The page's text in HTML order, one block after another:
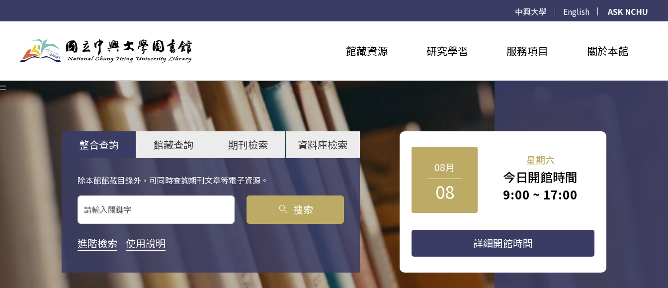
中興大學 English
ASK NCHU
館藏資源 研究學習 服務項目 關於本館
:::
整合查詢 館藏查詢 期刊檢索 資料庫檢索
除本館館藏目錄外，可同時查詢期刊文章等電子資源。
關鍵字搜尋
search 搜索
進階檢索 使用說明
08月
08
星期六
今日開館時間
9:00 ~ 17:00
詳細開館時間